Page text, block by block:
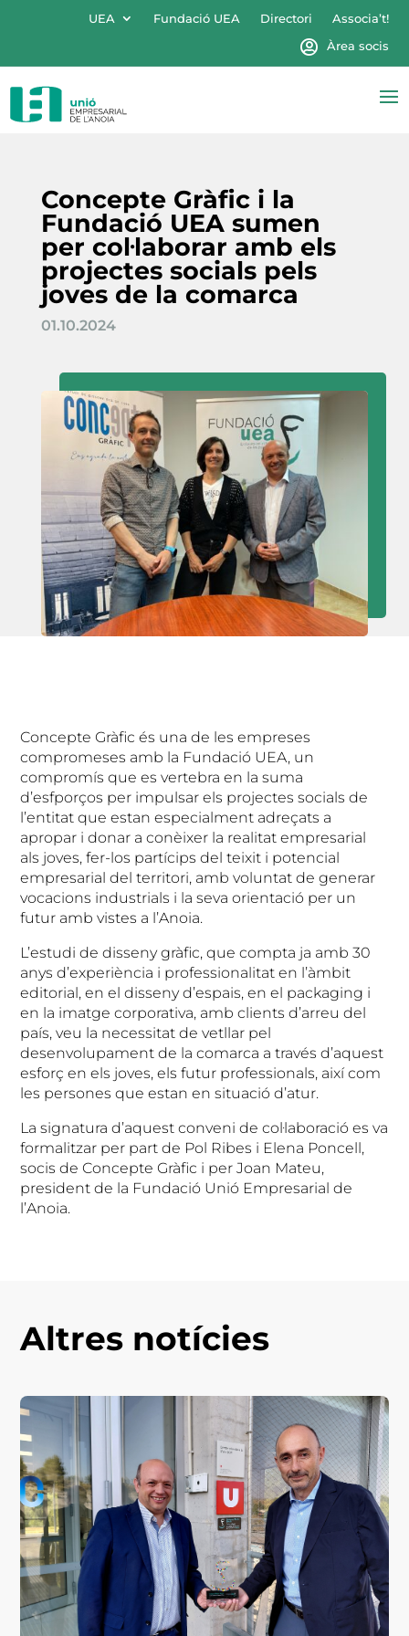
UEA Fundació UEA Directori
Associa’t!
Àrea socis
Concepte Gràfic i la
Fundació UEA sumen
per col·laborar amb els
projectes socials pels
joves de la comarca
01.10.2024
Concepte Gràfic és una de les empreses
compromeses amb la Fundació UEA, un
compromís que es vertebra en la suma
d’esfporços per impulsar els projectes socials de
l’entitat que estan especialment adreçats a
apropar i donar a conèixer la realitat empresarial
als joves, fer-los partícips del teixit i potencial
empresarial del territori, amb voluntat de generar
vocacions industrials i la seva orientació per un
futur amb vistes a l’Anoia.
L’estudi de disseny gràfic, que compta ja amb 30
anys d’experiència i professionalitat en l’àmbit
editorial, en el disseny d’espais, en el packaging i
en la imatge corporativa, amb clients d’arreu del
país, veu la necessitat de vetllar pel
desenvolupament de la comarca a través d’aquest
esforç en els joves, els futur professionals, així com
les persones que estan en situació d’atur.
La signatura d’aquest conveni de col·laboració es va
formalitzar per part de Pol Ribes i Elena Poncell,
socis de Concepte Gràfic i per Joan Mateu,
president de la Fundació Unió Empresarial de
l’Anoia.
Altres notícies